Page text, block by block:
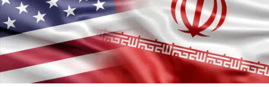
Bursa
Çanakkale
Çankırı
Çorum